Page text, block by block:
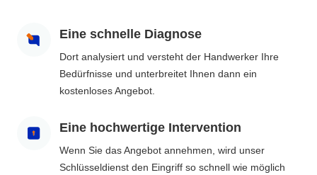
Eine schnelle Diagnose
Dort analysiert und versteht der Handwerker Ihre
Bedürfnisse und unterbreitet Ihnen dann ein
kostenloses Angebot.
Eine hochwertige Intervention
Wenn Sie das Angebot annehmen, wird unser
Schlüsseldienst den Eingriff so schnell wie möglich